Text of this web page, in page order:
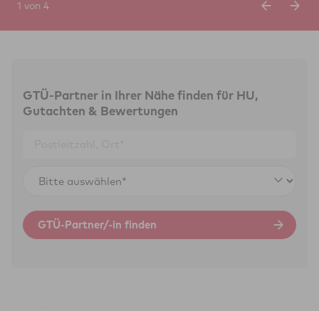
1 von 4
GTÜ-Partner in Ihrer Nähe finden für HU,
Gutachten & Bewertungen
GTÜ-Partner/-in finden